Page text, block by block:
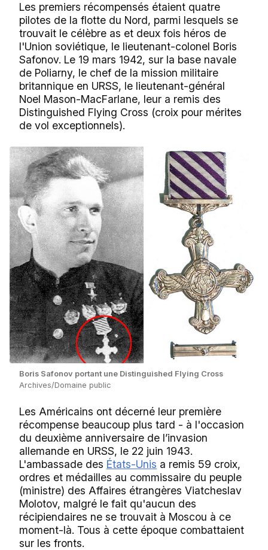
Les premiers récompensés étaient quatre
pilotes de la flotte du Nord, parmi lesquels se
trouvait le célèbre as et deux fois héros de
l'Union soviétique, le lieutenant-colonel Boris
Safonov. Le 19 mars 1942, sur la base navale
de Poliarny, le chef de la mission militaire
britannique en URSS, le lieutenant-général
Noel Mason-MacFarlane, leur a remis des
Distinguished Flying Cross (croix pour mérites
de vol exceptionnels).
Boris Safonov portant une Distinguished Flying Cross
Archives/Domaine public
Les Américains ont décerné leur première
récompense beaucoup plus tard - à l'occasion
du deuxième anniversaire de l’invasion
allemande en URSS, le 22 juin 1943.
L'ambassade des États-Unis a remis 59 croix,
ordres et médailles au commissaire du peuple
(ministre) des Affaires étrangères Viatcheslav
Molotov, malgré le fait qu'aucun des
récipiendaires ne se trouvait à Moscou à ce
moment-là. Tous à cette époque combattaient
sur les fronts.